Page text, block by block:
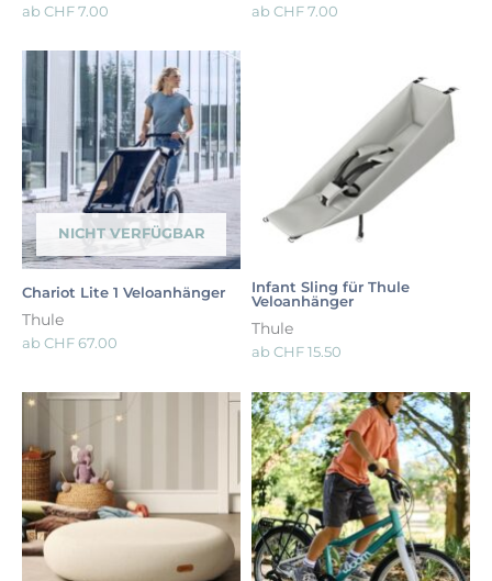
ab CHF7.00 ab CHF7.00
NICHT VERFÜGBAR
Chariot Lite 1 Veloanhänger
Thule
ab CHF67.00
Infant Sling für Thule
Veloanhänger
Thule
ab CHF15.50